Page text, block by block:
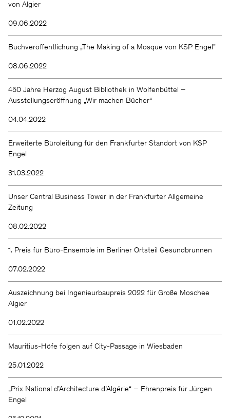
von Algier
09.06.2022
Buchveröffentlichung „The Making of a Mosque von KSP Engel”
08.06.2022
450 Jahre Herzog August Bibliothek in Wolfenbüttel –
Ausstellungseröffnung „Wir machen Bücher“
04.04.2022
Erweiterte Büroleitung für den Frankfurter Standort von KSP
Engel
31.03.2022
Unser Central Business Tower in der Frankfurter Allgemeine
Zeitung
08.02.2022
1. Preis für Büro-Ensemble im Berliner Ortsteil Gesundbrunnen
07.02.2022
Auszeichnung bei Ingenieurbaupreis 2022 für Große Moschee
Algier
01.02.2022
Mauritius-Höfe folgen auf City-Passage in Wiesbaden
25.01.2022
„Prix National d’Architecture d’Algérie“ – Ehrenpreis für Jürgen
Engel
Wir halten Sie gern auf dem
Laufenden.
KSP ENGEL
Kontakt
Impressum
Datenschutz
Hinweisgeber
Facebook
WeChat